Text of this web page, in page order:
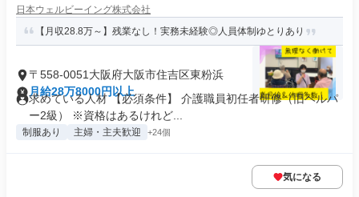
日本ウェルビーイング株式会社
【月収28.8万～】残業なし！実務未経験◎人員体制ゆとりあり
〒558-0051大阪府大阪市住吉区東粉浜
月給28万8000円以上
求めている人材 【必須条件】 介護職員初任者研修（旧ヘルパ
ー2級） ※資格はあるけれど...
制服あり 主婦・主夫歓迎 +24個
気になる